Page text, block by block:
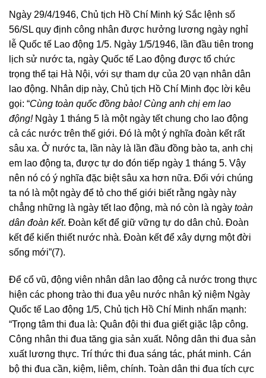
Ngày 29/4/1946, Chủ tịch Hồ Chí Minh ký Sắc lệnh số
56/SL quy định công nhân được hưởng lương ngày nghỉ
lễ Quốc tế Lao động 1/5. Ngày 1/5/1946, lần đầu tiên trong
lịch sử nước ta, ngày Quốc tế Lao động được tổ chức
trọng thể tại Hà Nội, với sự tham dự của 20 vạn nhân dân
lao động. Nhân dịp này, Chủ tịch Hồ Chí Minh đọc lời kêu
gọi: “Cùng toàn quốc đồng bào! Cùng anh chị em lao
động!Ngày 1 tháng 5 là một ngày tết chung cho lao động
cả các nước trên thế giới. Đó là một ý nghĩa đoàn kết rất
sâu xa. Ở nước ta, lần này là lần đầu đồng bào ta, anh chị
em lao động ta, được tự do đón tiếp ngày 1 tháng 5. Vậy
nên nó có ý nghĩa đặc biệt sâu xa hơn nữa. Đối với chúng
ta nó là một ngày để tỏ cho thế giới biết rằng ngày này
chẳng những là ngày tết lao động, mà nó còn là ngày toàn
dân đoàn kết. Đoàn kết để giữ vững tự do dân chủ. Đoàn
kết để kiến thiết nước nhà. Đoàn kết để xây dựng một đời
sống mới”(7).
Để cổ vũ, động viên nhân dân lao động cả nước trong thực
hiện các phong trào thi đua yêu nước nhân kỷ niệm Ngày
Quốc tế Lao động 1/5, Chủ tịch Hồ Chí Minh nhấn mạnh:
“Trọng tâm thi đua là: Quân đội thi đua giết giặc lập công.
Công nhân thi đua tăng gia sản xuất. Nông dân thi đua sản
xuất lương thực. Trí thức thi đua sáng tác, phát minh. Cán
bộ thi đua cần, kiệm, liêm, chính. Toàn dân thi đua tích cực